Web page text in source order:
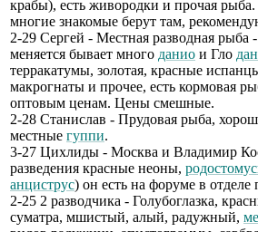
крабы), есть живородки и прочая
многие знакомые берут там,
2-29 Сергей - Местная разводная рыба
меняется бывает много данио и Гло
терракатумы, золотая, красные
макрогнаты и прочее, есть кормовая
оптовым ценам. Цены смешные.
2-28 Станислав - Прудовая рыба,
местные гуппи.
3-27 Цихлиды - Москва и Владимир
разведения красные неоны,
анциструс) он есть на форуме в
2-25 2 разводчика - Голубоглазка,
суматра, мшистый, алый, радужный,